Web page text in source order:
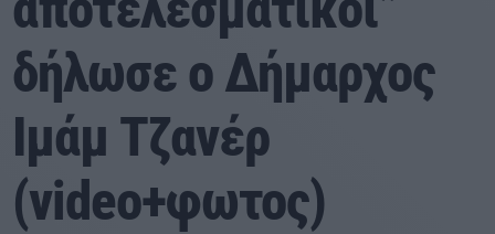
Αγροτικά
Τραγούδια της Θράκης
Επικοινωνία
Προσεχείς
δήλωσε ο Δήμαρχος
Ιμάμ Τζανέρ
(video+φωτος)